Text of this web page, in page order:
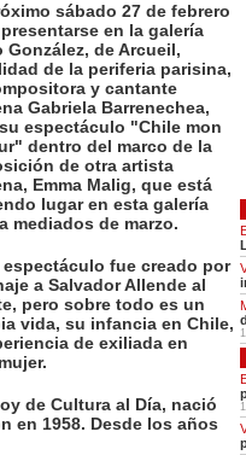
sábado 27 de febrero
en la galería
González, de Arcueil,
de la periferia parisina,
y cantante
Gabriela Barrenechea,
espectáculo "Chile mon
dentro del marco de la
de otra artista
Emma Malig, que está
lugar en esta galería
mediados de marzo.
espectáculo fue creado por
a Salvador Allende al
pero sobre todo es un
vida, su infancia en Chile,
de exiliada en
de Cultura al Día, nació
en 1958. Desde los años